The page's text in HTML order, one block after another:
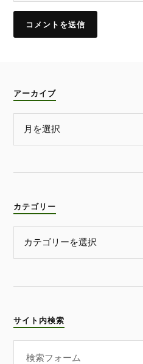
アーカイブ
カテゴリー
サイト内検索